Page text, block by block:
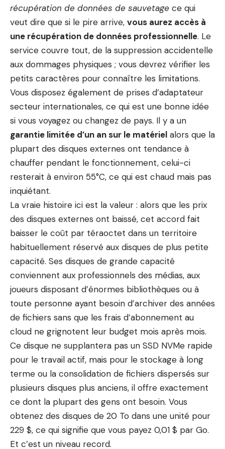
récupération de données de sauvetage ce qui
veut dire que si le pire arrive, vous aurez accès à
une récupération de données professionnelle. Le
service couvre tout, de la suppression accidentelle
aux dommages physiques ; vous devrez vérifier les
petits caractères pour connaître les limitations.
Vous disposez également de prises d’adaptateur
secteur internationales, ce qui est une bonne idée
si vous voyagez ou changez de pays. Il y a un
garantie limitée d’un an sur le matériel alors que la
plupart des disques externes ont tendance à
chauffer pendant le fonctionnement, celui-ci
resterait à environ 55°C, ce qui est chaud mais pas
inquiétant.
La vraie histoire ici est la valeur : alors que les prix
des disques externes ont baissé, cet accord fait
baisser le coût par téraoctet dans un territoire
habituellement réservé aux disques de plus petite
capacité. Ses disques de grande capacité
conviennent aux professionnels des médias, aux
joueurs disposant d’énormes bibliothèques ou à
toute personne ayant besoin d’archiver des années
de fichiers sans que les frais d’abonnement au
cloud ne grignotent leur budget mois après mois.
Ce disque ne supplantera pas un SSD NVMe rapide
pour le travail actif, mais pour le stockage à long
terme ou la consolidation de fichiers dispersés sur
plusieurs disques plus anciens, il offre exactement
ce dont la plupart des gens ont besoin. Vous
obtenez des disques de 20 To dans une unité pour
229 $, ce qui signifie que vous payez 0,01 $ par Go.
Et c’est un niveau record.